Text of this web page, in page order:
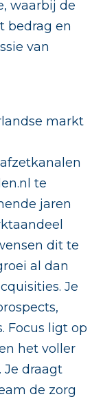
waarbij de
bedrag en
van
markt
te
jaren
dit te
al dan
Je
Focus ligt op
het voller
Je draagt
de zorg